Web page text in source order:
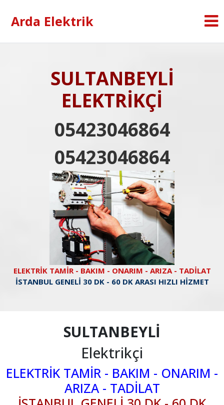
Arda Elektrik
SULTANBEYLİ
ELEKTRİKÇİ
05423046864
05423046864
ELEKTRİK TAMİR - BAKIM - ONARIM - ARIZA - TADİLAT
İSTANBUL GENELİ 30 DK - 60 DK ARASI HIZLI HİZMET
SULTANBEYLİ
Elektrikçi
ELEKTRİK TAMİR - BAKIM - ONARIM -
ARIZA - TADİLAT